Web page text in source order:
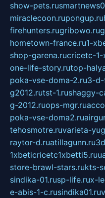
show-pets.ru
miraclecoon.rupongup.ru
firehunters.rugribowo.ru
hometown-france.ru1-
shop-garena.rucricetc-1-
one-life-story.rutop-
poka-vse-doma-2.ru3-d-
g2012.rutst-1.rushaggy-
g-2012.ruops-mgr.ru
poka-vse-doma2.ru
tehosmotre.ruvarieta-
raytor-d.ruatillagunn.ru
1xbeticricetc1xbetti5.ru
store-brawl-stars.rukts-
sindika-01.rusp-life.rux-
e-abis-1-c.rusindika01.ru